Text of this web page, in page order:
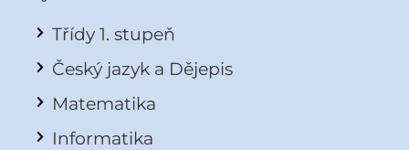
Třídy 1. stupeň
Český jazyk a Dějepis
Matematika
Informatika